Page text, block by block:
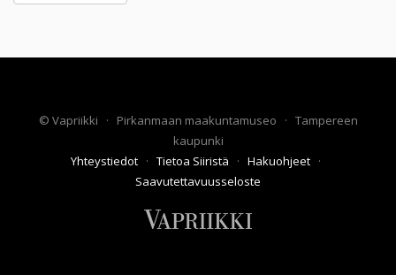
© Vapriikki · Pirkanmaan maakuntamuseo · Tampereen
kaupunki
Yhteystiedot · Tietoa Siiristä · Hakuohjeet ·
Saavutettavuusseloste